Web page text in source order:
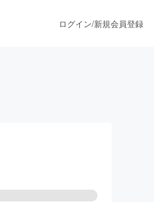
ログイン/新規会員登録